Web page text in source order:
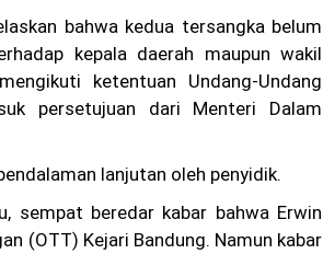
bahwa kedua tersangka belum
kepala daerah maupun wakil
ketentuan Undang-Undang
persetujuan dari Menteri Dalam
lanjutan oleh penyidik.
sempat beredar kabar bahwa Erwin
(OTT) Kejari Bandung. Namun kabar